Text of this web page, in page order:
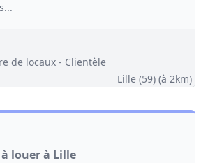
de locaux - Clientèle
Lille (59) (à 2km)
louer à Lille